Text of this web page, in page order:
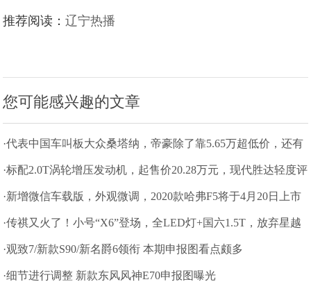
推荐阅读：辽宁热播
您可能感兴趣的文章
·代表中国车叫板大众桑塔纳，帝豪除了靠5.65万超低价，还有
什么？
·标配2.0T涡轮增压发动机，起售价20.28万元，现代胜达轻度评
测
·新增微信车载版，外观微调，2020款哈弗F5将于4月20日上市
·传祺又火了！小号“X6”登场，全LED灯+国六1.5T，放弃星越
就等它
·观致7/新款S90/新名爵6领衔 本期申报图看点颇多
·细节进行调整 新款东风风神E70申报图曝光